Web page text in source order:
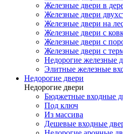
Железные двери в
Железные двери
Железные двери на
Железные двери с
Железные двери с
Железные двери с
Недорогие железные
Элитные железные
Недорогие двери
Недорогие двери
Бюджетные входные
Под ключ
Из массива
Дешевые входные